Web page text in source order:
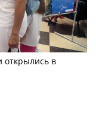
открылись в